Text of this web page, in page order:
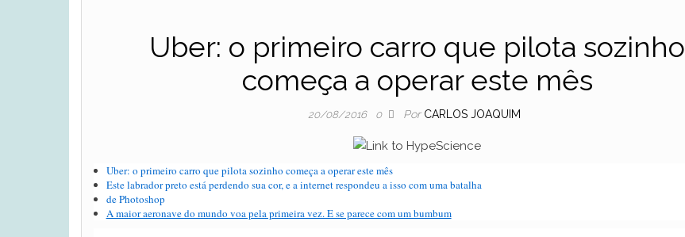
Uber: o primeiro carro que pilota sozinho
começa a operar este mês
20/08/2016 0 Por CARLOS JOAQUIM
Uber: o primeiro carro que pilota sozinho começa a operar este mês
Este labrador preto está perdendo sua cor, e a internet respondeu a isso com uma batalha
de Photoshop
A maior aeronave do mundo voa pela primeira vez. E se parece com um bumbum